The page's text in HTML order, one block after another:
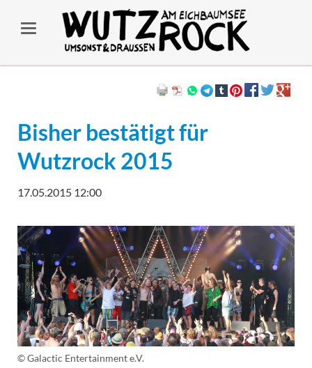
Bisher bestätigt für
Wutzrock 2015
17.05.2015 12:00
© Galactic Entertainment e.V.